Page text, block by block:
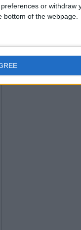
or withdraw
of the webpage.